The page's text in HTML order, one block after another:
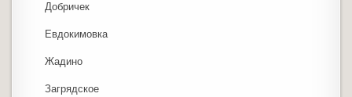
Добричек
Евдокимовка
Жадино
Загрядское